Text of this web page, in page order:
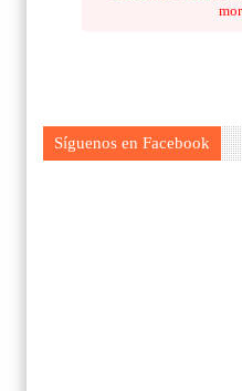
Síguenos en Facebook